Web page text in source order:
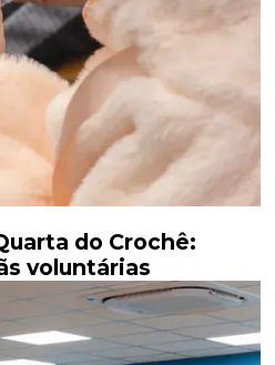
do Crochê:
voluntárias